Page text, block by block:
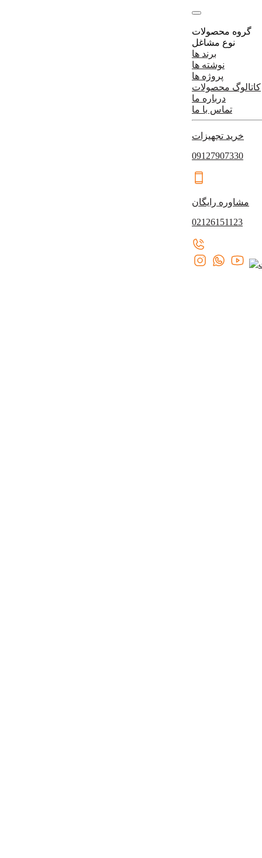
گروه محصولات
نوع مشاغل
برند ها
نوشته ها
پروژه ها
کاتالوگ محصولات
درباره ما
تماس با ما
خرید تجهیزات
09127907330
مشاوره رایگان
02126151123